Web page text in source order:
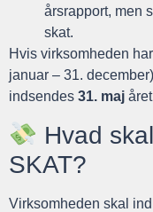
årsrapport, men
skat.
Hvis virksomheden
januar – 31.
indsendes 31. maj
Hvad
SKAT?
Virksomheden skal